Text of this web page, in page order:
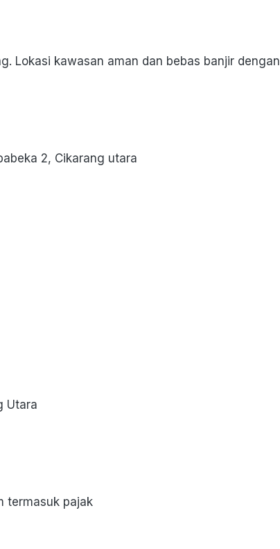
Lokasi kawasan aman dan bebas banjir
2, Cikarang utara
Utara
termasuk pajak